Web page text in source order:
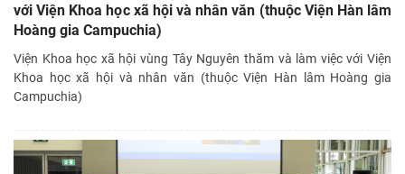
với Viện Khoa học xã hội và nhân văn (thuộc Viện Hàn lâm
Hoàng gia Campuchia)
Viện Khoa học xã hội vùng Tây Nguyên thăm và làm việc với Viện
Khoa học xã hội và nhân văn (thuộc Viện Hàn lâm Hoàng gia
Campuchia)